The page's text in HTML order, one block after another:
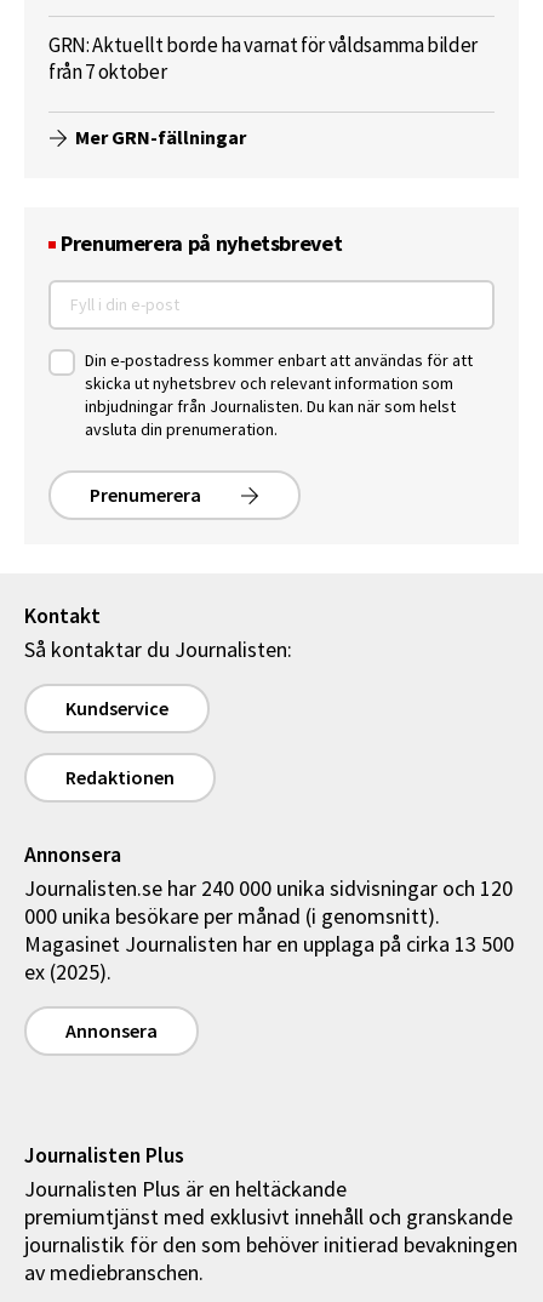
GRN: Aktuellt borde ha varnat för våldsamma bilder
från 7 oktober
Mer GRN-fällningar
Prenumerera på nyhetsbrevet
Din e-postadress kommer enbart att användas för att
skicka ut nyhetsbrev och relevant information som
inbjudningar från Journalisten. Du kan när som helst
avsluta din prenumeration.
Prenumerera
Kontakt
Så kontaktar du Journalisten:
Kundservice
Redaktionen
Annonsera
Journalisten.se har 240 000 unika sidvisningar och 120
000 unika besökare per månad (i genomsnitt).
Magasinet Journalisten har en upplaga på cirka 13 500
ex (2025).
Annonsera
Journalisten Plus
Journalisten Plus är en heltäckande
premiumtjänst med exklusivt innehåll och granskande
journalistik för den som behöver initierad bevakningen
av mediebranschen.